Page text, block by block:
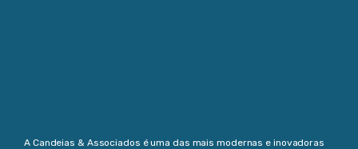
A Candeias & Associados é uma das mais modernas e inovadoras